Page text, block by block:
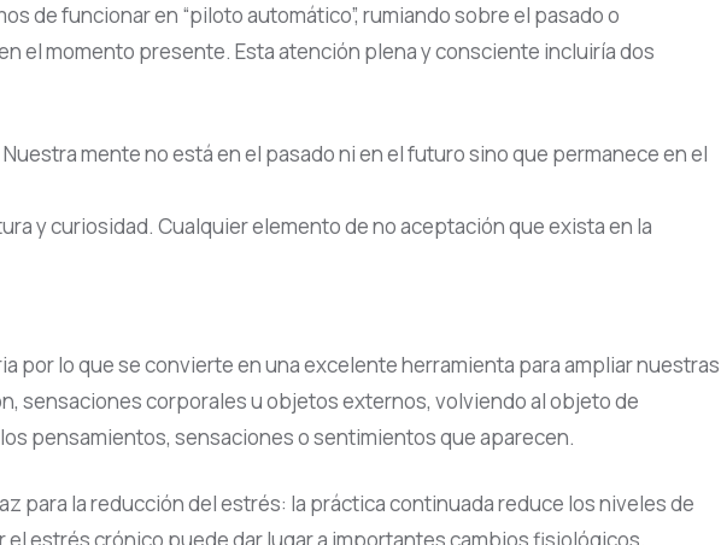
de funcionar en “piloto automático”, rumiando sobre el pasado o
el momento presente. Esta atención plena y consciente incluiría dos
mente no está en el pasado ni en el futuro sino que permanece en el
y curiosidad. Cualquier elemento de no aceptación que exista en la
por lo que se convierte en una excelente herramienta para ampliar nuestras
sensaciones corporales u objetos externos, volviendo al objeto de
pensamientos, sensaciones o sentimientos que aparecen.
para la reducción del estrés: la práctica continuada reduce los niveles de